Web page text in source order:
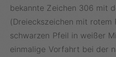
bekannte Zeichen 306 mit
(Dreieckszeichen mit rotem
schwarzen Pfeil in weißer
einmalige Vorfahrt bei der